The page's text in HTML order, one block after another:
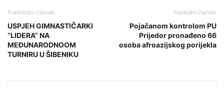
Prethodni članak
USPJEH GIMNASTIČARKI
“LIDERA” NA
MEĐUNARODNOOM
TURNIRU U ŠIBENIKU
Naredni članak
Pojačanom kontrolom PU
Prijedor pronađeno 66
osoba afroazijskog porijekla